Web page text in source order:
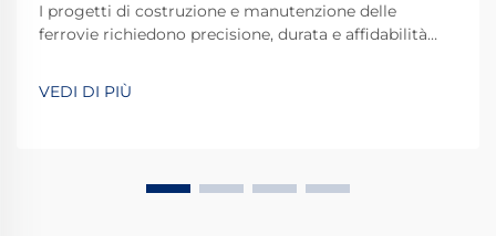
I progetti di costruzione e manutenzione delle
ferrovie richiedono precisione, durata e affidabilità
elementi di fissaggio fondamentali che assicurano i
binari alle traverse ferroviarie, i chiodi a cane per
VEDI DI PIÙ